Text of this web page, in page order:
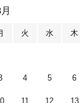
火 水 木
4 5 6
11 12 13